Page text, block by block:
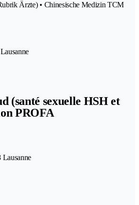
Ärzte) • Chinesische Medizin TCM
(santé sexuelle HSH et
PROFA
Lausanne